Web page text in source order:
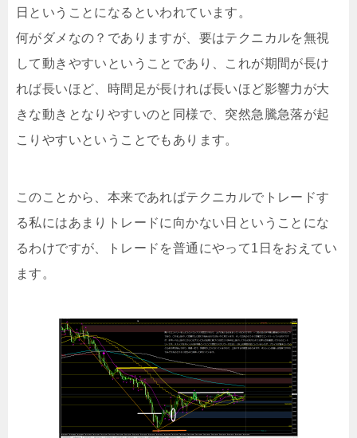
日ということになるといわれています。
何がダメなの？でありますが、要はテクニカルを無視
して動きやすいということであり、これが期間が長け
れば長いほど、時間足が長ければ長いほど影響力が大
きな動きとなりやすいのと同様で、突然急騰急落が起
こりやすいということでもあります。
このことから、本来であればテクニカルでトレードす
る私にはあまりトレードに向かない日ということにな
るわけですが、トレードを普通にやって1日をおえてい
ます。